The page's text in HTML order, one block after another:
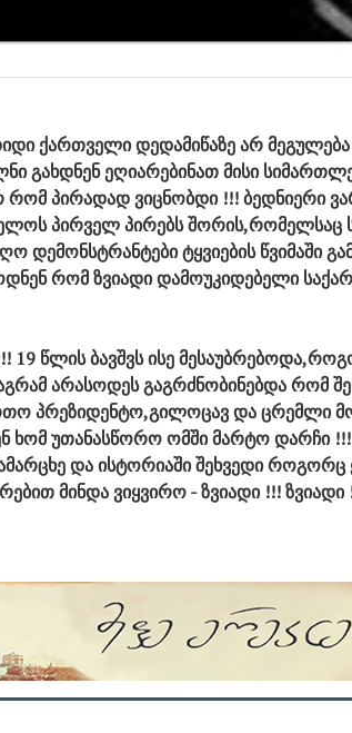
ქართველი დედამიწაზე არ
გახდნენ ეღიარებინათ მისი
რომ პირადად ვიცნობდი !!! ბედნიერი
პირველ პირებს შორის,რომელსაც
დემონსტრანტები ტყვიების წვიმაში
რომ ზვიადი დამოუკიდებელი
19 წლის ბავშვს ისე
არასოდეს გაგრძნობინებდა რომ
პრეზიდენტო,გილოცავ და ცრემლი
ხომ უთანასწორო ომში მარტო დარჩი
და ისტორიაში შეხვედი
მინდა ვიყვირო - ზვიადი !!! ზვიადი